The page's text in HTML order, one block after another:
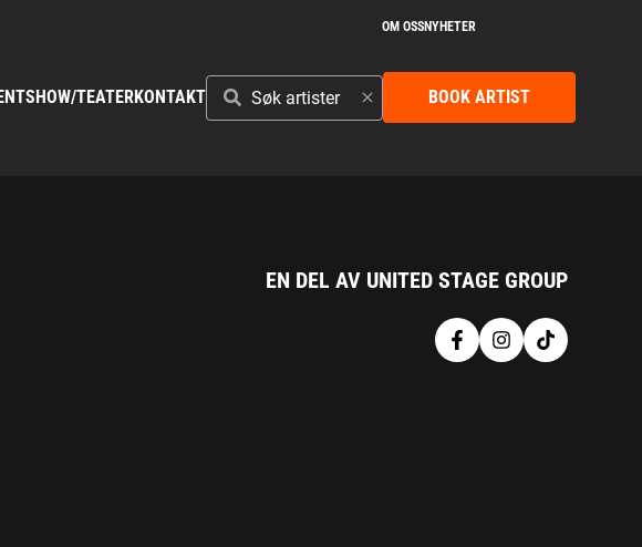
OM OSSNYHETER
SHOW/TEATERKONTAKTSØK
ARTISTER
BOOK ARTIST
EN DEL AV UNITED STAGE GROUP